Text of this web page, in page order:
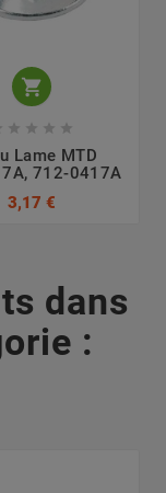

   
Lame MTD
712-0417A
3,17 €
dans
: